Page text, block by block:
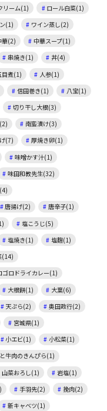
リーム(1)
ロール白菜(1)
(1)
ワイン蒸し(2)
華(2)
中華スープ(1)
串焼き(1)
丼(4)
目煮(1)
人参(1)
信田巻き(1)
八宝(1)
切り干し大根(3)
南蛮漬け(3)
(7)
厚焼き卵(1)
味噌かす汁(1)
味田和教先生(32)
唐揚げ(2)
唐辛子(1)
塩こうじ(5)
塩焼き(1)
塩麴(1)
(14)
ゴロドライカレー(1)
大根餅(1)
大葉(6)
天ぷら(2)
奥田政行(2)
宮城県(1)
小エビ(1)
小松菜(1)
牛肉のきんぴら(1)
山菜おろし(1)
岩塩(1)
手羽先(2)
挽肉(2)
新キャベツ(1)